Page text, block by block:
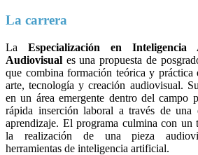
La carrera
La Especialización en
Audiovisual es una propuesta de
que combina formación teórica y
arte, tecnología y creación audiovisual.
en un área emergente dentro del campo
rápida inserción laboral a través de una
aprendizaje. El programa culmina con
la realización de una pieza
herramientas de inteligencia artificial.